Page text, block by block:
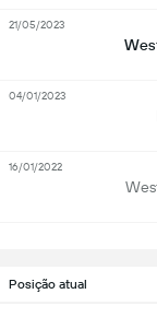
Posição atual
21/05/2023
04/01/2023
16/01/2022